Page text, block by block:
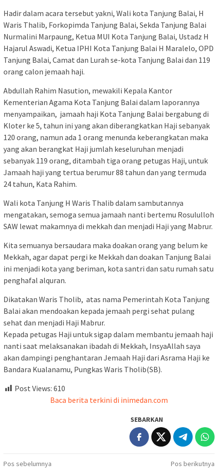
Hadir dalam acara tersebut yakni, Wali kota Tanjung Balai, H
Waris Thalib, Forkopimda Tanjung Balai, Sekda Tanjung Balai
Nurmalini Marpaung, Ketua MUI Kota Tanjung Balai, Ustadz H
Hajarul Aswadi, Ketua IPHI Kota Tanjung Balai H Maralelo, OPD
Tanjung Balai, Camat dan Lurah se-kota Tanjung Balai dan 119
orang calon jemaah haji.
Abdullah Rahim Nasution, mewakili Kepala Kantor
Kementerian Agama Kota Tanjung Balai dalam laporannya
menyampaikan, jamaah haji Kota Tanjung Balai bergabung di
Kloter ke 5, tahun ini yang akan diberangkatkan Haji sebanyak
120 orang, namun ada 1 orang menunda keberangkatan maka
yang akan berangkat Haji jumlah keseluruhan menjadi
sebanyak 119 orang, ditambah tiga orang petugas Haji, untuk
Jamaah haji yang tertua berumur 88 tahun dan yang termuda
24 tahun, Kata Rahim.
Wali kota Tanjung H Waris Thalib dalam sambutannya
mengatakan, semoga semua jamaah nanti bertemu Rosululloh
SAW lewat makamnya di mekkah dan menjadi Haji yang Mabrur.
Kita semuanya bersaudara maka doakan orang yang belum ke
Mekkah, agar dapat pergi ke Mekkah dan doakan Tanjung Balai
ini menjadi kota yang beriman, kota santri dan satu rumah satu
penghafal alquran.
Dikatakan Waris Tholib, atas nama Pemerintah Kota Tanjung
Balai akan mendoakan kepada jemaah pergi sehat pulang
sehat dan menjadi Haji Mabrur.
Kepada petugas Haji untuk sigap dalam membantu jemaah haji
nanti saat melaksanakan ibadah di Mekkah, InsyaAllah saya
akan dampingi penghantaran Jemaah Haji dari Asrama Haji ke
Bandara Kualanamu, Pungkas Waris Tholib(SB).
Post Views: 610
Baca berita terkini di inimedan.com
SEBARKAN
Navigasi
Pos sebelumnya
Pos berikutnya